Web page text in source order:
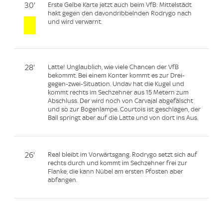
30'
Erste Gelbe Karte jetzt auch beim VfB: Mittelstädt
hakt gegen den davondribbelnden Rodrygo nach
und wird verwarnt.
28'
Latte! Unglaublich, wie viele Chancen der VfB
bekommt. Bei einem Konter kommt es zur Drei-
gegen-zwei-Situation. Undav hat die Kugel und
kommt rechts im Sechzehner aus 15 Metern zum
Abschluss. Der wird noch von Carvajal abgefälscht
und so zur Bogenlampe. Courtois ist geschlagen, der
Ball springt aber auf die Latte und von dort ins Aus.
26'
Real bleibt im Vorwärtsgang. Rodrygo setzt sich auf
rechts durch und kommt im Sechzehner frei zur
Flanke, die kann Nübel am ersten Pfosten aber
abfangen.